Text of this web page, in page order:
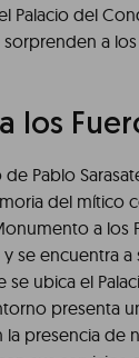
Palacio del
a
los
de Pablo
del mítico
a los
se encuentra a
ubica el
presenta
presencia de